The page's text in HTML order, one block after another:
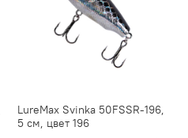
LureMax Svinka 50FSSR-196,
5 см, цвет 196